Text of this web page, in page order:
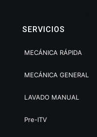
SERVICIOS
MECÁNICA RÁPIDA
MECÁNICA GENERAL
LAVADO MANUAL
Pre-ITV